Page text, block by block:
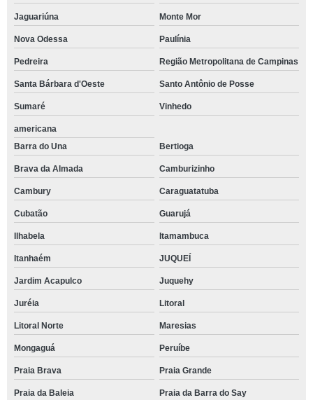
Jaguariúna Monte Mor
Nova Odessa Paulínia
Pedreira Região Metropolitana de Campinas
Santa Bárbara d'Oeste Santo Antônio de Posse
Sumaré Vinhedo
americana
Barra do Una
Bertioga
Brava da Almada Camburizinho
Cambury Caraguatatuba
Cubatão Guarujá
Ilhabela Itamambuca
Itanhaém JUQUEÍ
Jardim Acapulco Juquehy
Juréia Litoral
Litoral Norte Maresias
Mongaguá Peruíbe
Praia Brava Praia Grande
Praia da Baleia Praia da Barra do Say